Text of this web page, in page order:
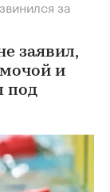
за
заявил,
и
под